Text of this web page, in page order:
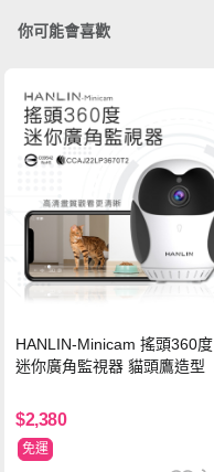
你可能會喜歡
HANLIN-Minicam 搖頭360度
迷你廣角監視器 貓頭鷹造型
$2,380
免運